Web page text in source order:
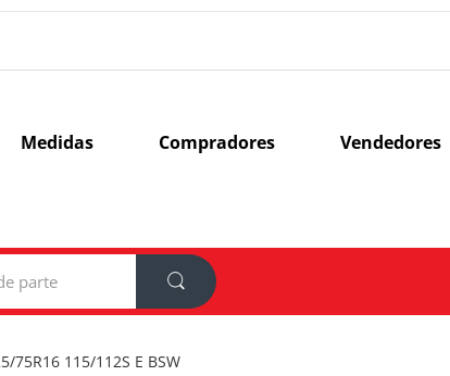
Medidas Compradores Vendedores
75R16 115/112S E BSW